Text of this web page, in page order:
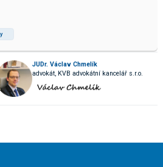
JUDr. Václav Chmelík
advokát, KVB advokátní kancelář s.r.o.